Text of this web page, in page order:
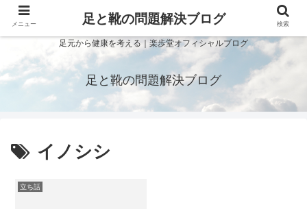
足元から健康を考える｜楽歩堂オフィシャルブログ
足と靴の問題解決ブログ
イノシシ
立ち話
メニュー 足と靴の問題解決ブログ 検索